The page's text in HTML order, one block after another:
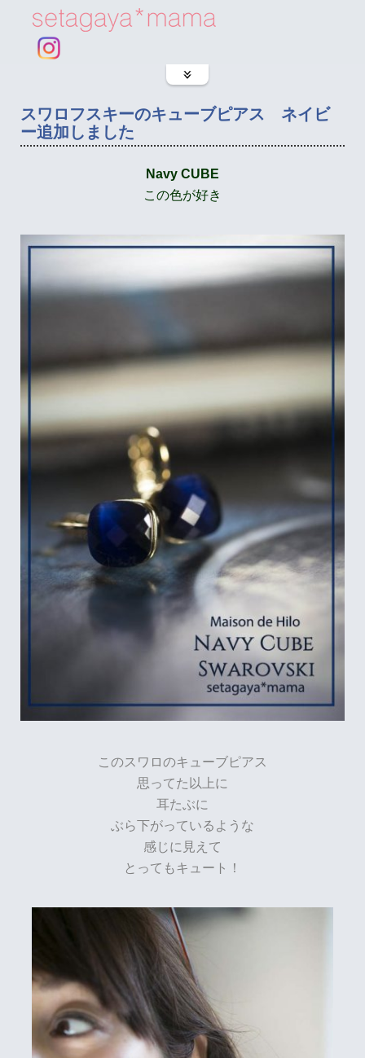
スワロフスキーのキューブピアス ネイビ
ー追加しました
Navy CUBE
この色が好き
このスワロのキューブピアス
思ってた以上に
耳たぶに
ぶら下がっているような
感じに見えて
とってもキュート！